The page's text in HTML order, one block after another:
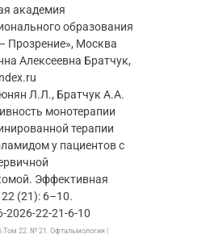
академия
образования
Прозрение», Москва
Алексеевна Братчук,
Л.Л., Братчук А.А.
монотерапии
терапии
у пациентов с
Эффективная
(21): 6–10.
2026-22-21-6-10
22. № 21. Офтальмология |